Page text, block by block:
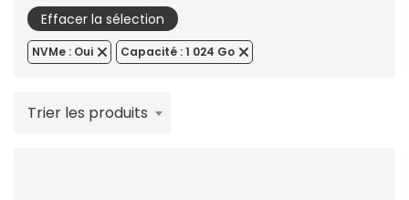
Effacer la sélection
NVMe : Oui Capacité : 1 024 Go
Trier les produits